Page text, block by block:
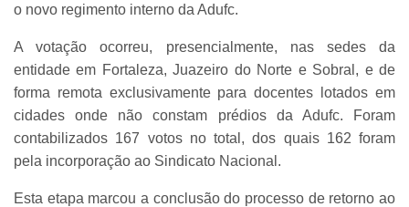
o novo regimento interno da Adufc.
A votação ocorreu, presencialmente, nas sedes da
entidade em Fortaleza, Juazeiro do Norte e Sobral, e de
forma remota exclusivamente para docentes lotados em
cidades onde não constam prédios da Adufc. Foram
contabilizados 167 votos no total, dos quais 162 foram
pela incorporação ao Sindicato Nacional.
Esta etapa marcou a conclusão do processo de retorno ao